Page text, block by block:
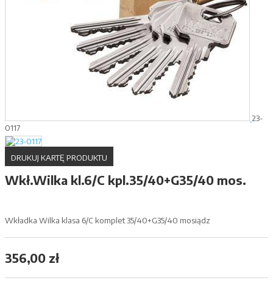
23-
0117
DRUKUJ KARTĘ PRODUKTU
Wkł.Wilka kl.6/C kpl.35/40+G35/40 mos.
Wkładka Wilka klasa 6/C komplet 35/40+G35/40 mosiądz
356,00 zł